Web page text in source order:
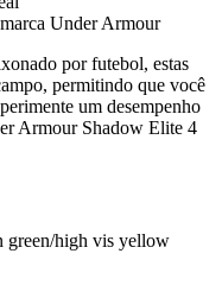
Under Armour
por futebol, estas
permitindo que você
um desempenho
Armour Shadow Elite 4
green/high vis yellow